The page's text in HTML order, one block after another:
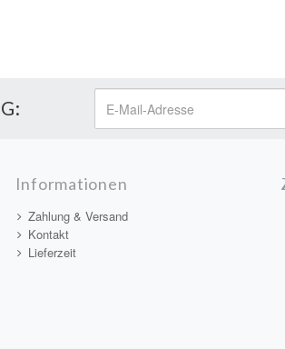
Informationen
Zahlung & Versand
Kontakt
Lieferzeit